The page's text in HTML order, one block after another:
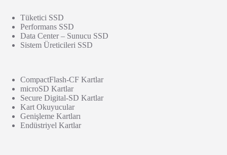
Tüketici SSD
Performans SSD
Data Center – Sunucu SSD
Sistem Üreticileri SSD
CompactFlash-CF Kartlar
microSD Kartlar
Secure Digital-SD Kartlar
Kart Okuyucular
Genişleme Kartları
Endüstriyel Kartlar